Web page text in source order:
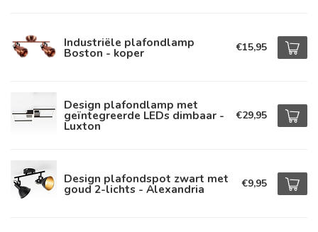
Industriële plafondlamp
Boston - koper €15,95
Design plafondlamp met
geïntegreerde LEDs dimbaar -
Luxton
€29,95
Design plafondspot zwart met
goud 2-lichts - Alexandria €9,95